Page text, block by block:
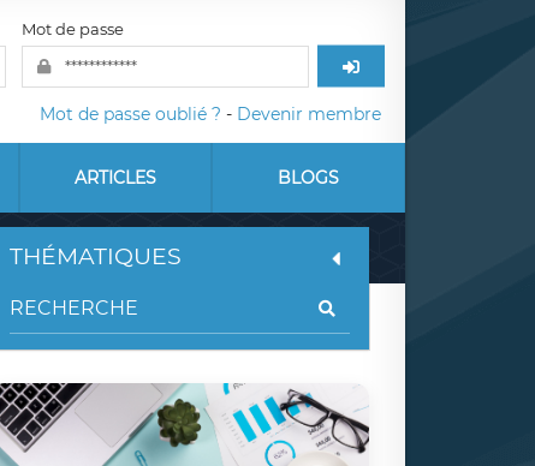
Mot de passe
Mot de passe oublié ? - Devenir membre
ARTICLES BLOGS
THÉMATIQUES